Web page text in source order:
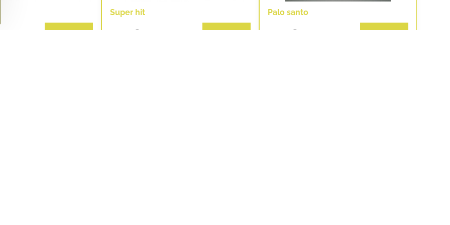
Super hit
3,80 €
Palo santo
3,80 €